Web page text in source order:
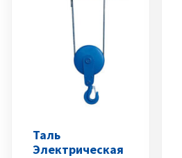
Таль
Электрическая